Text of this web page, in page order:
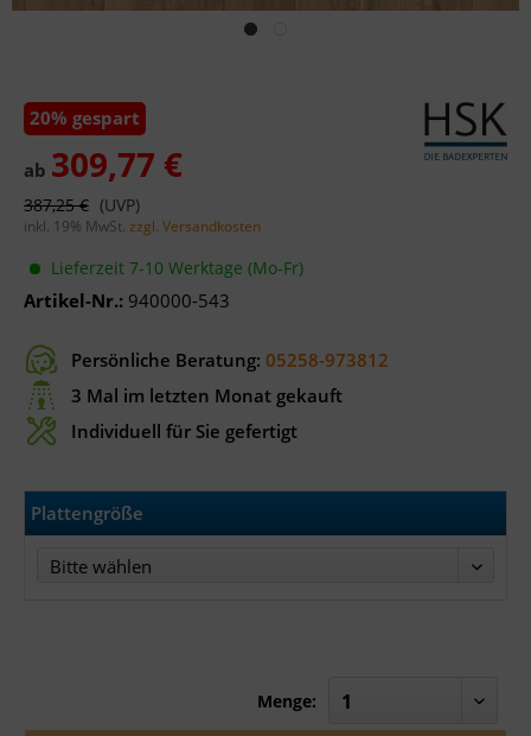
20% gespart
ab 309,77 €
387,25 €
inkl. 19% MwSt. zzgl. Versandkosten
Lieferzeit 7-10 Werktage (Mo-Fr)
Artikel-Nr.: 940000-543
Persönliche Beratung: 05258-973812
3 Mal im letzten Monat gekauft
Individuell für Sie gefertigt
Plattengröße
Menge: